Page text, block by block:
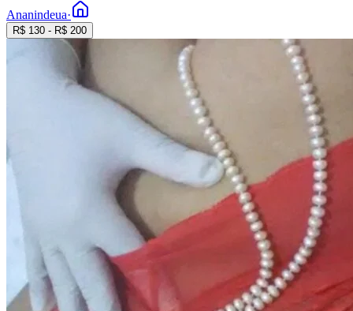
Ananindeua·
R$ 130 - R$ 200